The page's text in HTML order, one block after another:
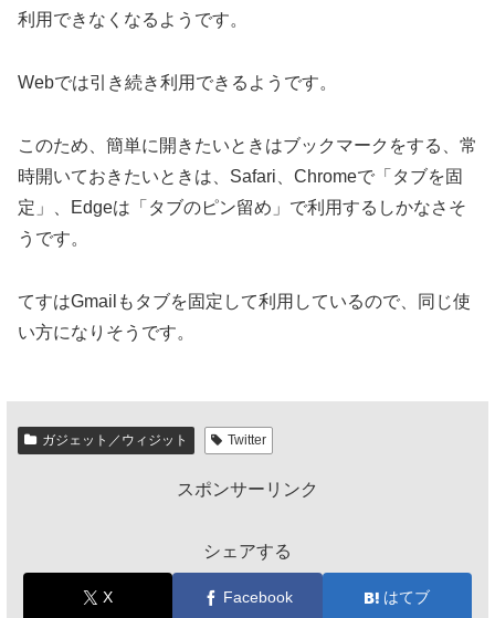
利用できなくなるようです。
Webでは引き続き利用できるようです。
このため、簡単に開きたいときはブックマークをする、常
時開いておきたいときは、Safari、Chromeで「タブを固
定」、Edgeは「タブのピン留め」で利用するしかなさそ
うです。
てすはGmailもタブを固定して利用しているので、同じ使
い方になりそうです。
ガジェット／ウィジット Twitter
スポンサーリンク
シェアする
X Facebook はてブ